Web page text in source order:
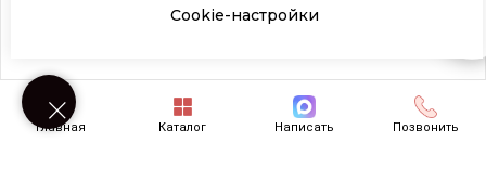
Главная Каталог Написать Позвонить
Возникли вопросы? Напишите нам!
Cookie-настройки